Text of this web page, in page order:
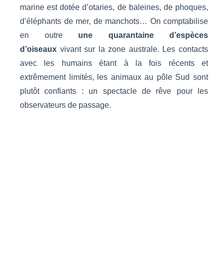
marine est dotée d’otaries, de baleines, de phoques,
d’éléphants de mer, de manchots… On comptabilise
en outre une quarantaine d’espèces
d’oiseaux vivant sur la zone australe. Les contacts
avec les humains étant à la fois récents et
extrêmement limités, les animaux au pôle Sud sont
plutôt confiants : un spectacle de rêve pour les
observateurs de passage.